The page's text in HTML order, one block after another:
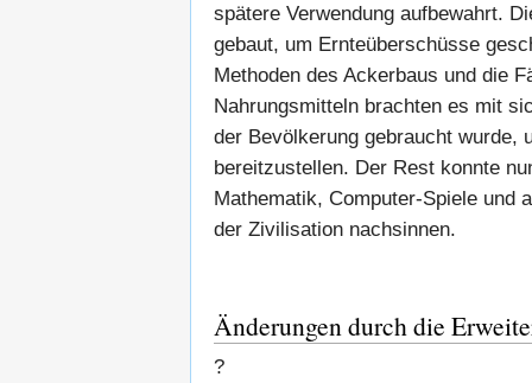
spätere Verwendung aufbewahrt.
gebaut, um Ernteüberschüsse
Methoden des Ackerbaus und die
Nahrungsmitteln brachten es mit
der Bevölkerung gebraucht wurde,
bereitzustellen. Der Rest konnte
Mathematik, Computer-Spiele und
der Zivilisation nachsinnen.
Änderungen durch die
?